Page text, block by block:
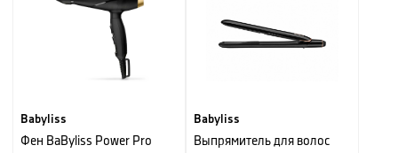
Babyliss
Фен BaByliss Power Pro
Babyliss
Выпрямитель для волос